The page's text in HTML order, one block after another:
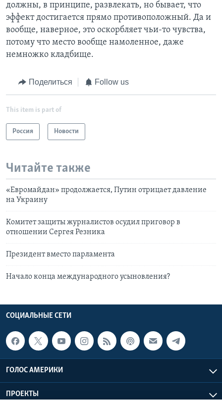
должны, в принципе, развлекать, но бывает, что
эффект достигается прямо противоположный. Да и
вообще, наверное, это оскорбляет чьи-то чувства,
потому что место вообще намоленное, даже
немножко кладбище.
Поделиться Follow us
This item is part of
Россия Новости
Читайте также
«Евромайдан» продолжается, Путин отрицает давление
на Украину
Комитет защиты журналистов осудил приговор в
отношении Сергея Резника
Президент вместо парламента
Начало конца международного усыновления?
СОЦИАЛЬНЫЕ СЕТИ
ГОЛОС АМЕРИКИ
ПРОЕКТЫ